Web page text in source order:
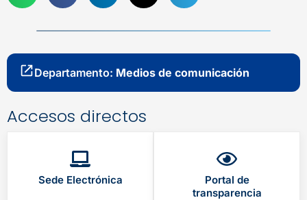
Departamento: Medios de comunicación
Accesos directos
Sede Electrónica
Portal de
transparencia